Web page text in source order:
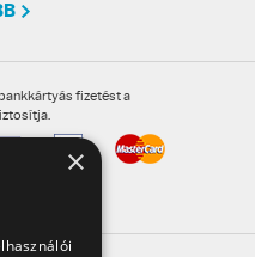
fizetést a
×